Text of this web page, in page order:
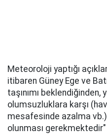
Meteoroloji yaptığı
itibaren Güney Ege ve
taşınımı
olumsuzluklara karşı
mesafesinde azalma
olunması